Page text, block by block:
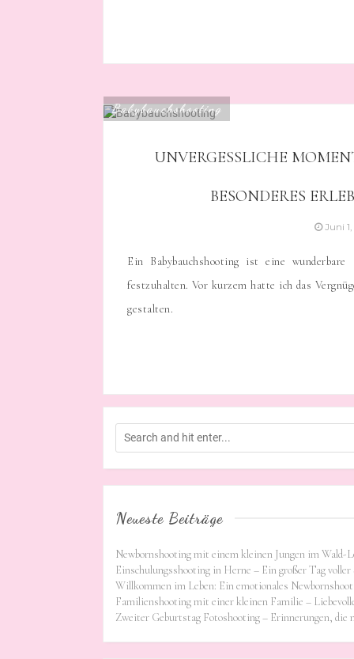
Babybauchshooting
UNVERGESSLICHE
BESONDERES
Juni
Ein Babybauchshooting ist eine
festzuhalten. Vor kurzem hatte ich das
gestalten.
Neueste Beiträge
Newbornshooting mit einem kleinen Jungen im
Einschulungsshooting in Herne – Ein großer Tag voller
Willkommen im Leben: Ein emotionales
Familienshooting mit einer kleinen Familie –
Zweiter Geburtstag Fotoshooting – Erinnerungen, die